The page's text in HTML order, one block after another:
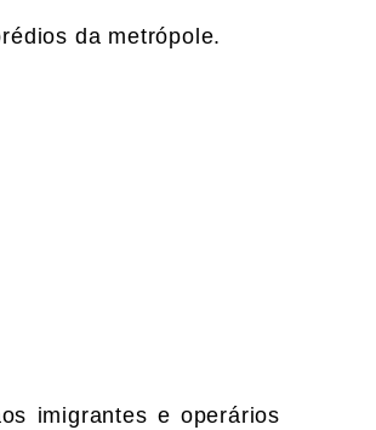
da metrópole.
imigrantes e operários